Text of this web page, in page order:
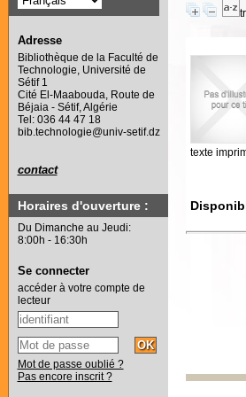
texte
Adresse
Bibliothèque de la Faculté de
Technologie, Université de
Sétif 1
Cité El-Maabouda, Route de
Béjaia - Sétif, Algérie
Tel: 036 44 47 18
bib.technologie@univ-setif.dz
contact
Horaires d'ouverture :
Du Dimanche au Jeudi:
8:00h - 16:30h
Se connecter
accéder à votre compte de
lecteur
Mot de passe oublié ?
Pas encore inscrit ?